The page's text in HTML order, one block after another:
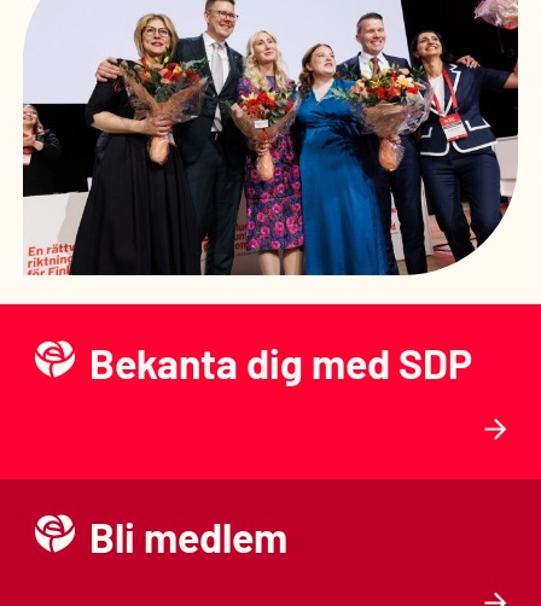
Bekanta dig med SDP
Bli medlem